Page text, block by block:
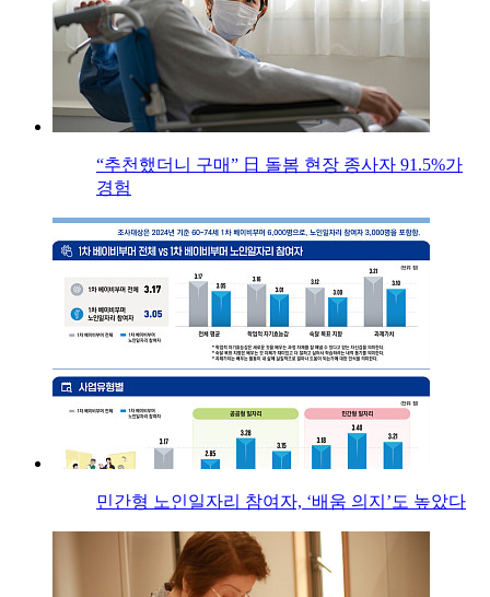
“추천했더니 구매” 日 돌봄 현장 종사자 91.5%가
경험
민간형 노인일자리 참여자, ‘배움 의지’도 높았다